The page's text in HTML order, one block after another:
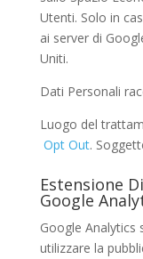
Utenti. Solo in
ai server di
Uniti.
Dati Personali
Luogo del
Opt Out.
Estensione
Google
Google Analytics
utilizzare la